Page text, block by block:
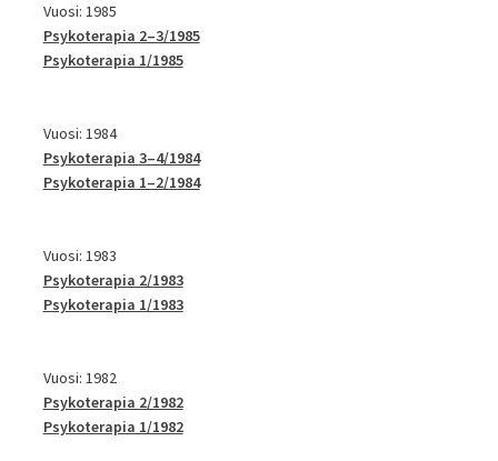
Vuosi: 1985
Psykoterapia 2–3/1985
Psykoterapia 1/1985
Vuosi: 1984
Psykoterapia 3–4/1984
Psykoterapia 1–2/1984
Vuosi: 1983
Psykoterapia 2/1983
Psykoterapia 1/1983
Vuosi: 1982
Psykoterapia 2/1982
Psykoterapia 1/1982